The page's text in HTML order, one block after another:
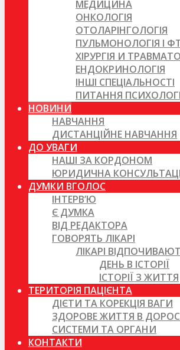
МЕДИЦИНА
ОНКОЛОГІЯ
ОТОЛАРІНГОЛОГІЯ
ПУЛЬМОНОЛОГІЯ І
ХІРУРГІЯ И
ЕНДОКРИНОЛОГІЯ
ІНШІ СПЕЦІАЛЬНОСТІ
ПИТАННЯ
НОВИНИ
НАВЧАННЯ
ДИСТАНЦІЙНЕ НАВЧАННЯ
ДО УВАГИ
НАШІ ЗА КОРДОНОМ
ЮРИДИЧНА
ДУМКИ ВГОЛОС
ІНТЕРВ’Ю
Є ДУМКА
ВІД РЕДАКТОРА
ГОВОРЯТЬ ЛІКАРІ
ЛІКАРІ
ДЕНЬ В ІСТОРІЇ
ІСТОРІЇ З ЖИТТЯ
ТЕРИТОРІЯ ПАЦІЄНТА
ДІЄТИ ТА КОРЕКЦІЯ ВАГИ
ЗДОРОВЕ ЖИТТЯ В
СИСТЕМИ ТА ОРГАНИ
КОНТАКТИ